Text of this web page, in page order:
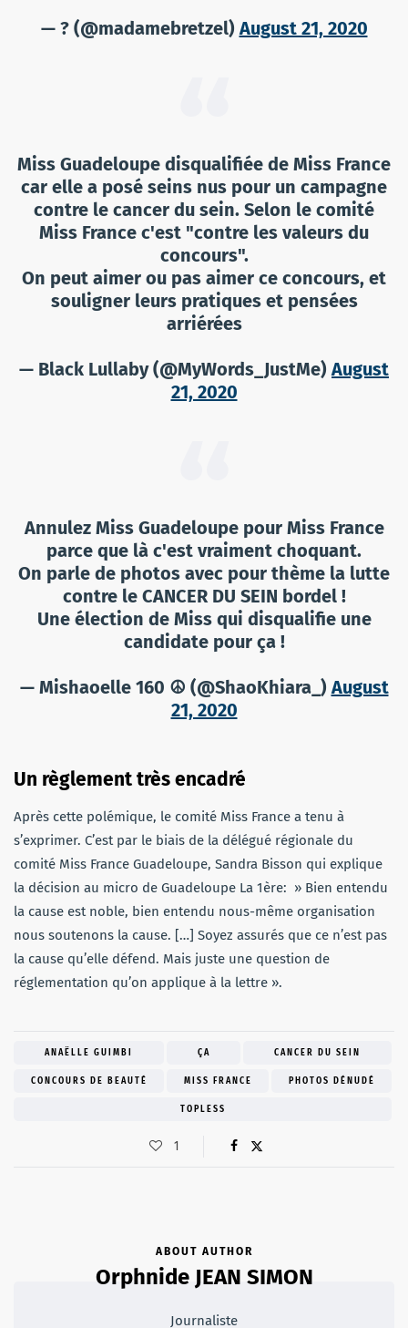
— ? (@madamebretzel) August 21, 2020
Miss Guadeloupe disqualifiée de Miss France
car elle a posé seins nus pour un campagne
contre le cancer du sein. Selon le comité
Miss France c'est "contre les valeurs du
concours".
On peut aimer ou pas aimer ce concours, et
souligner leurs pratiques et pensées
arriérées
— Black Lullaby (@MyWords_JustMe) August
21, 2020
Annulez Miss Guadeloupe pour Miss France
parce que là c'est vraiment choquant.
On parle de photos avec pour thème la lutte
contre le CANCER DU SEIN bordel !
Une élection de Miss qui disqualifie une
candidate pour ça !
— Mishaoelle 160 ☮ (@ShaoKhiara_) August
21, 2020
Un règlement très encadré
Après cette polémique, le comité Miss France a tenu à
s’exprimer. C’est par le biais de la délégué régionale du
comité Miss France Guadeloupe, Sandra Bisson qui explique
la décision au micro de Guadeloupe La 1ère: » Bien entendu
la cause est noble, bien entendu nous-même organisation
nous soutenons la cause. […] Soyez assurés que ce n’est pas
la cause qu’elle défend. Mais juste une question de
réglementation qu’on applique à la lettre ».
ANAËLLE GUIMBI ÇA CANCER DU SEIN
CONCOURS DE BEAUTÉ MISS FRANCE PHOTOS DÉNUDÉ
TOPLESS
1
ABOUT AUTHOR
Orphnide JEAN SIMON
Journaliste